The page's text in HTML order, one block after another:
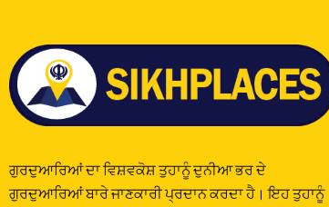
ਗੁਰਦੁਆਰਿਆਂ ਦਾ ਵਿਸ਼ਵਕੋਸ਼ ਤੁਹਾਨੂੰ ਦੁਨੀਆ ਭਰ ਦੇ
ਗੁਰਦੁਆਰਿਆਂ ਬਾਰੇ ਜਾਣਕਾਰੀ ਪ੍ਰਦਾਨ ਕਰਦਾ ਹੈ। ਇਹ ਤੁਹਾਨੂੰ